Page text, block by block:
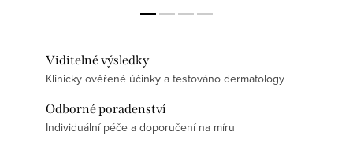
Viditelné výsledky
Klinicky ověřené účinky a testováno dermatology
Odborné poradenství
Individuální péče a doporučení na míru